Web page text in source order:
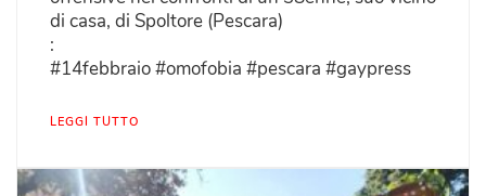
di casa, di Spoltore (Pescara)
:
#14febbraio #omofobia #pescara #gaypress
LEGGI TUTTO